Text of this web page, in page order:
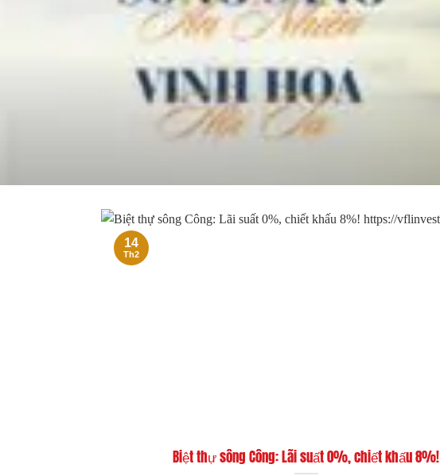
Biệt thự sông Công: Lãi suất 0%, chiết khấu 8%!
14
Th2